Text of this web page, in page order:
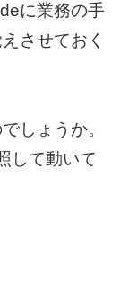
に業務の手
させておく
しょうか。
して動いて